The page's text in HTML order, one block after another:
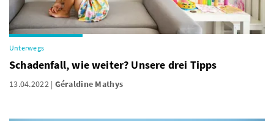
Unterwegs
Schadenfall, wie weiter? Unsere drei Tipps
13.04.2022 Géraldine Mathys